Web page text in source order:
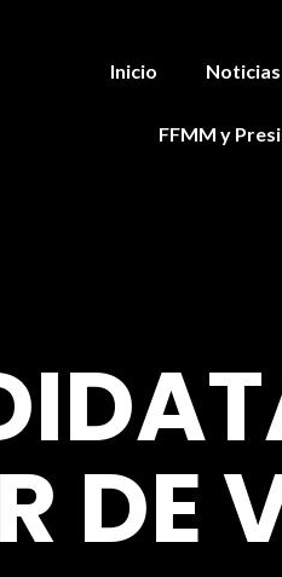
Inicio Noticias
FFMM y
DE